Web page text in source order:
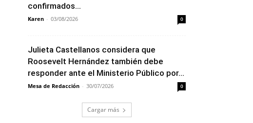
confirmados...
Karen - 03/08/2026 0
Julieta Castellanos considera que
Roosevelt Hernández también debe
responder ante el Ministerio Público por...
Mesa de Redacción - 30/07/2026 0
Cargar más